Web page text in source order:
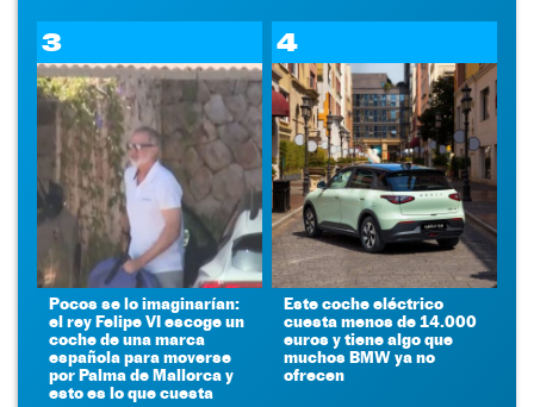
3
Pocos se lo imaginarían:
el rey Felipe VI escoge un
coche de una marca
española para moverse
por Palma de Mallorca y
esto es lo que cuesta
4
Este coche eléctrico
cuesta menos de 14.000
euros y tiene algo que
muchos BMW ya no
ofrecen